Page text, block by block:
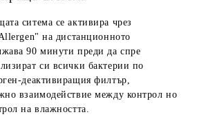
ситема се активира чрез
" на дистанционното
90 минути преди да спре
си всички бактерии по
деактивиращия филтър,
взаимодействие между контрол но
на влажността.